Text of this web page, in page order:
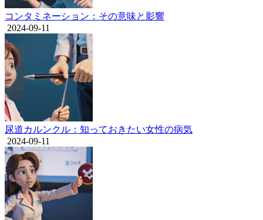
コンタミネーション：その意味と影響
2024-09-11
尿道カルンクル：知っておきたい女性の病気
2024-09-11